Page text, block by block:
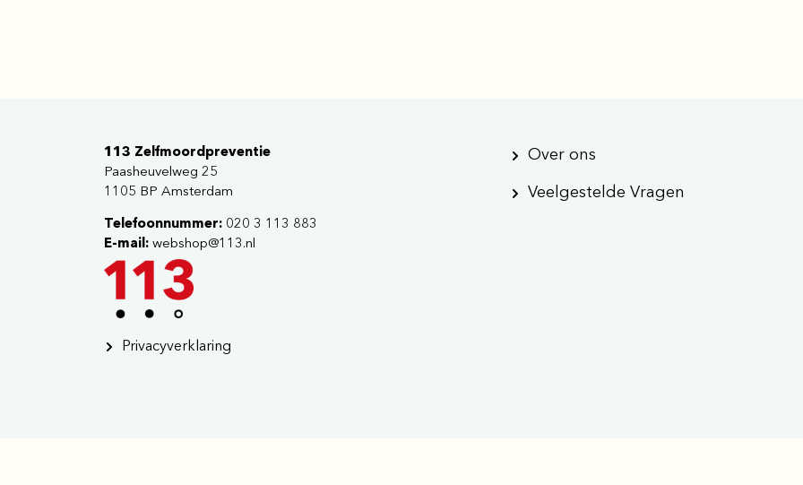
113 Zelfmoordpreventie
Paasheuvelweg 25
1105 BP Amsterdam
Telefoonnummer: 020 3 113 883
E-mail: webshop@113.nl
Privacyverklaring
Over ons
Veelgestelde Vragen